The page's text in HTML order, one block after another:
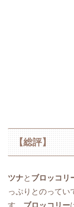
【総評】
ツナと ブロッコリ
っぷりとのってい
す。 ブロッコリー